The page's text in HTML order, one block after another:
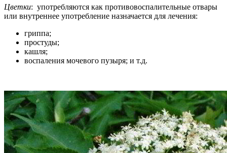
Цветки: употребляются как противовоспалительные отвары
или внутреннее употребление назначается для лечения:
гриппа;
простуды;
кашля;
воспаления мочевого пузыря; и т.д.